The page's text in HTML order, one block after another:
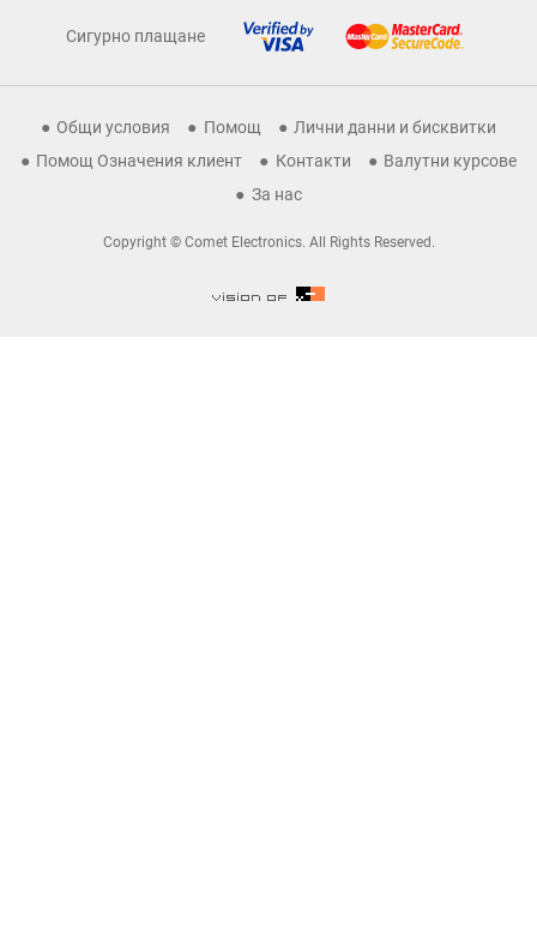
Сигурно плащане
Общи условия Помощ
Лични данни и бисквитки
Помощ Означения клиент
Контакти
Валутни курсове
За нас
Copyright © Comet Electronics. All Rights Reserved.